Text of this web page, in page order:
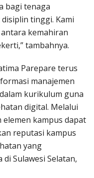
bagi tenaga
tinggi. Kami
kemahiran
tambahnya.
Parepare terus
manajemen
kurikulum guna
digital. Melalui
kampus dapat
reputasi kampus
yang
Sulawesi Selatan,